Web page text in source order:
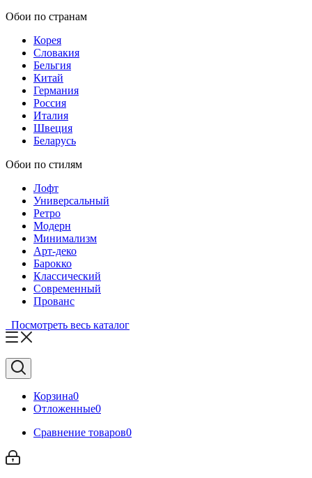
Обои по странам
Корея
Словакия
Бельгия
Китай
Германия
Россия
Италия
Швеция
Беларусь
Обои по стилям
Лофт
Универсальный
Ретро
Модерн
Минимализм
Арт-деко
Барокко
Классический
Современный
Прованс
Посмотреть весь каталог
Корзина0
Отложенные0
Сравнение товаров0